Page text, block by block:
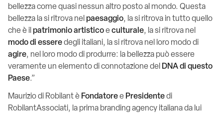
bellezza come quasi nessun altro posto al mondo. Questa
bellezza la si ritrova nelpaesaggio, la si ritrova in tutto quello
che è ilpatrimonioartisticoeculturale, la si ritrova nel
modo di esseredegli italiani, la si ritrova nel loro modo di
agire, nel loro modo di produrre: la bellezza può essere
veramente un elemento di connotazione del DNA di questo
Paese.”
Maurizio di Robilant è Fondatoree Presidentedi
RobilantAssociati, la prima branding agency italiana da lui